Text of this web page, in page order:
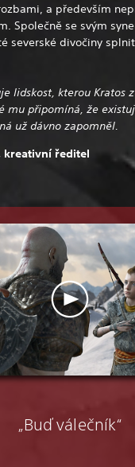
a především
Společně se svým
severské divočiny
lidskost, kterou Kratos
mu připomíná, že
už dávno zapomněl.
kreativní ředitel
„Buď válečník“